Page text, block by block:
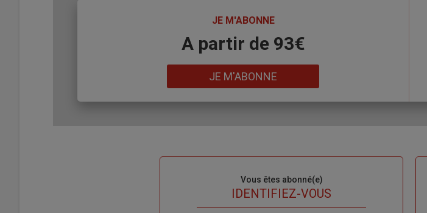
JE M'ABONNE
A partir de 93€
JE M'ABONNE
Vous êtes abonné(e)
IDENTIFIEZ-VOUS